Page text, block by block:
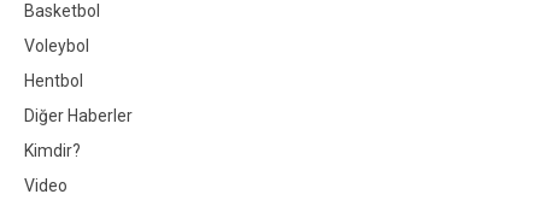
Basketbol
Voleybol
Hentbol
Diğer Haberler
Kimdir?
Video